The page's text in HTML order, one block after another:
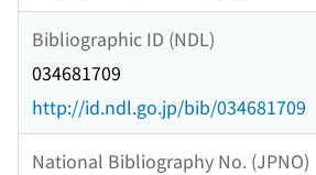
Bibliographic ID (NDL)
034681709
http://id.ndl.go.jp/bib/034681709
National Bibliography No. (JPNO)